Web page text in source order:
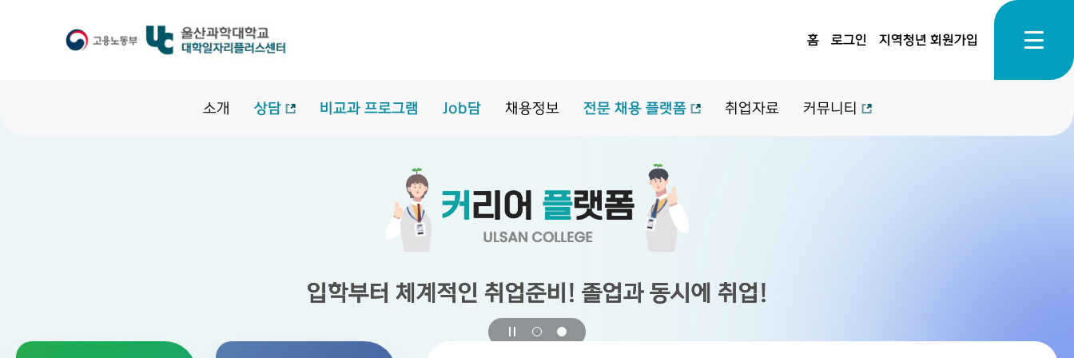
홈 로그인 지역청년 회원가입
소개 상담 비교과 프로그램 Job담 채용정보 전문 채용 플랫폼 취업자료 커뮤니티
입학부터 체계적인 취업준비! 졸업과 동시에 취업!
입학부터 체계적인 취업준비! 졸업과 동시에 취업!
입학부터 체계적인 취업준비! 졸업과 동시에 취업!
입학부터 체계적인 취업준비! 졸업과 동시에 취업!